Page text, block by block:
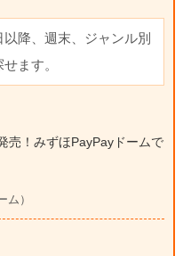
降、週末、ジャンル別
ます。
売！みずほPayPayドームで
）